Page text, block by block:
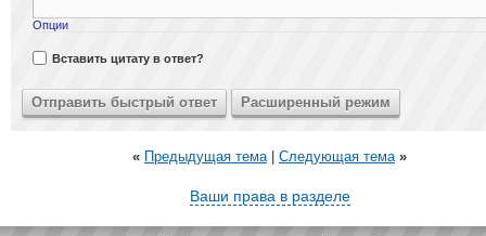
Опции
Вставить цитату в ответ?
« Предыдущая тема| Следующая тема »
Ваши права в разделе